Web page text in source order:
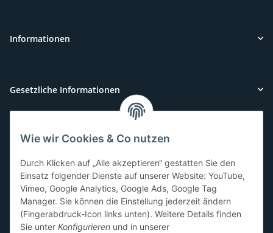
Informationen
Gesetzliche Informationen
Kundenservice
Sie benötigen Hilfe oder haben Fragen?
071-5355993
service@beamerlampe24.ch
Wie wir Cookies & Co nutzen
Durch Klicken auf „Alle akzeptieren“ gestatten Sie den
Einsatz folgender Dienste auf unserer Website: YouTube,
Vimeo, Google Analytics, Google Ads, Google Tag
Manager. Sie können die Einstellung jederzeit ändern
(Fingerabdruck-Icon links unten). Weitere Details finden
Sie unter Konfigurieren und in unserer